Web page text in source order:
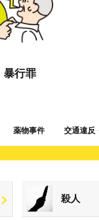
暴行罪
薬物事件 交通違反
殺人